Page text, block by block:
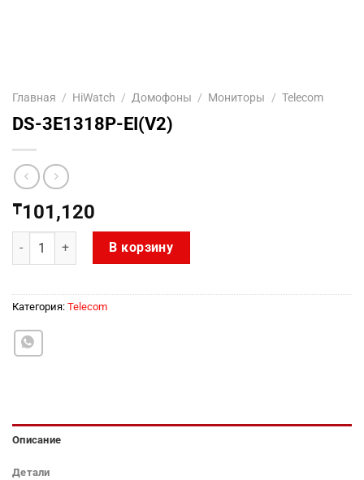
Главная / HiWatch / Домофоны / Мониторы / Telecom
DS-3E1318P-EI(V2)
₸101,120
Количество товара DS-3E1318P-EI(V2)
В корзину
Категория: Telecom
Описание
Детали